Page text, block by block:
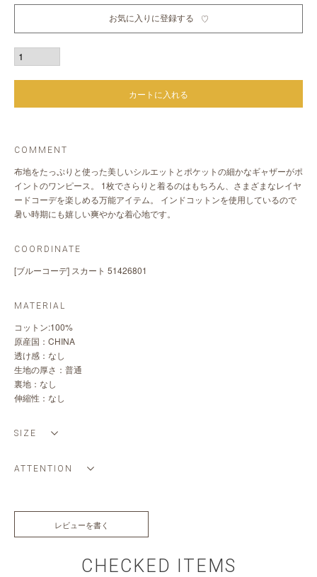
お気に入りに登録する
カートに入れる
COMMENT
布地をたっぷりと使った美しいシルエットとポケットの細かなギャザーがポ
イントのワンピース。 1枚でさらりと着るのはもちろん、さまざまなレイヤ
ードコーデを楽しめる万能アイテム。 インドコットンを使用しているので
暑い時期にも嬉しい爽やかな着心地です。
COORDINATE
[ブルーコーデ] スカート 51426801
MATERIAL
コットン:100%
原産国：CHINA
透け感：なし
生地の厚さ：普通
裏地：なし
伸縮性：なし
SIZE
ATTENTION
レビューを書く
CHECKED ITEMS